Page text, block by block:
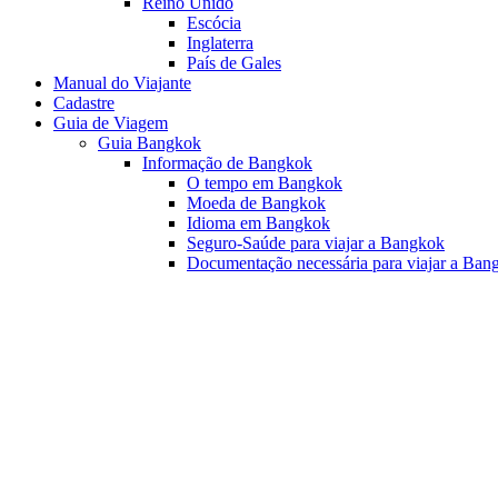
Escócia
Inglaterra
País de Gales
Manual do Viajante
Cadastre
Guia de Viagem
Guia Bangkok
Informação de Bangkok
O tempo em Bangkok
Moeda de Bangkok
Idioma em Bangkok
Seguro-Saúde para viajar a Bangkok
Documentação necessária para viajar a